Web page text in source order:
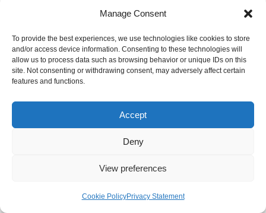
Manage Consent
To provide the best experiences, we use technologies like cookies to store
and/or access device information. Consenting to these technologies will
allow us to process data such as browsing behavior or unique IDs on this
site. Not consenting or withdrawing consent, may adversely affect certain
features and functions.
Accept
Deny
View preferences
Cookie PolicyPrivacy Statement
この年代では思考力の深さは1つの課題です。
でもこの段階で教育をしてどうにかなる問題ではありませ
思考力が育ってなかったらこれ以上は無理
思考力は重要ですがそれよりも重視すべき課題があるから